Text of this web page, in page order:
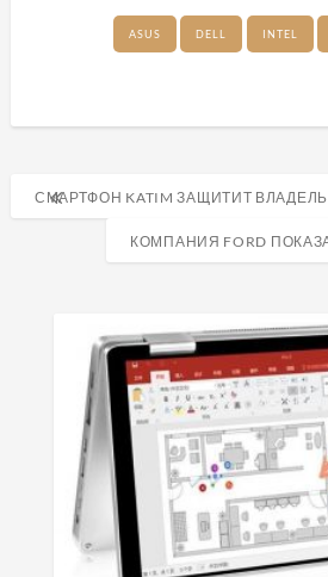
ASUS DELL INTEL
Навигация
по
записям
СМАРТФОН KATIM ЗАЩИТИТ ВЛАДЕЛЬЦА